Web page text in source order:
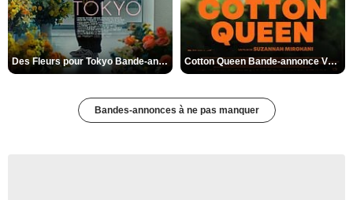
Des Fleurs pour Tokyo Bande-annonce VO STFR Cotton Queen Bande-annonce VO STFR
Bandes-annonces à ne pas manquer